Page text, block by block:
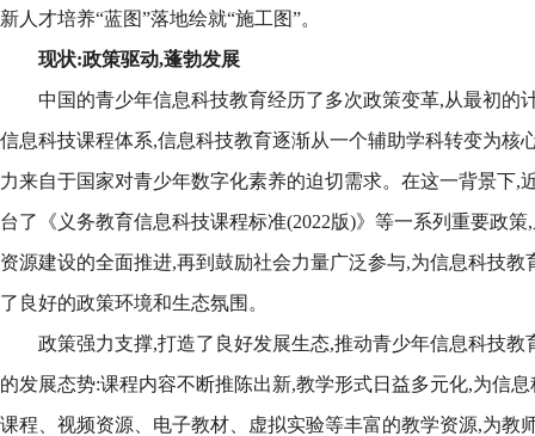
新人才培养“蓝图”落地绘就“施工图”。
现状:政策驱动,蓬勃发展
中国的青少年信息科技教育经历了多次政策变革,从最初的
信息科技课程体系,信息科技教育逐渐从一个辅助学科转变为核
力来自于国家对青少年数字化素养的迫切需求。在这一背景下,
台了《义务教育信息科技课程标准(2022版)》等一系列重要政
资源建设的全面推进,再到鼓励社会力量广泛参与,为信息科技
了良好的政策环境和生态氛围。
政策强力支撑,打造了良好发展生态,推动青少年信息科技教
的发展态势:课程内容不断推陈出新,教学形式日益多元化,为信
课程、视频资源、电子教材、虚拟实验等丰富的教学资源,为教